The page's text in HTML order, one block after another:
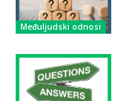
Međuljudski odnosi